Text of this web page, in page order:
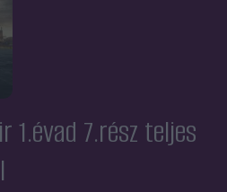
1.évad 7.rész teljes